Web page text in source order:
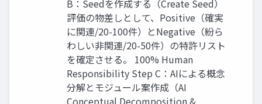
B：Seedを作成する（Create Seed）
評価の物差しとして、Positive（確実
に関連/20-100件）とNegative（紛ら
わしい非関連/20-50件）の特許リスト
を確定させる。 100% Human
Responsibility Step C：AIによる概念
分解とモジュール案作成（AI
Conceptual Decomposition &